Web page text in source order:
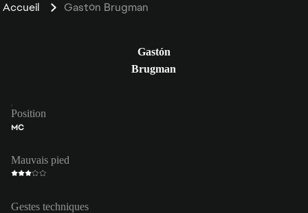
Accueil Gastón Brugman
Gastón
Brugman
Position
MC
Mauvais pied
Gestes techniques